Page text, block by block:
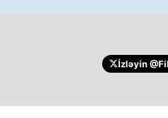
İzləyin